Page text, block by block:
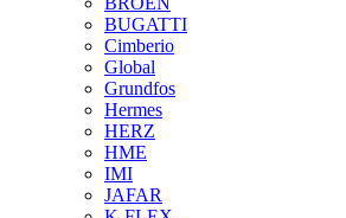
BUGATTI
Cimberio
Global
Grundfos
Hermes
HERZ
HME
IMI
JAFAR